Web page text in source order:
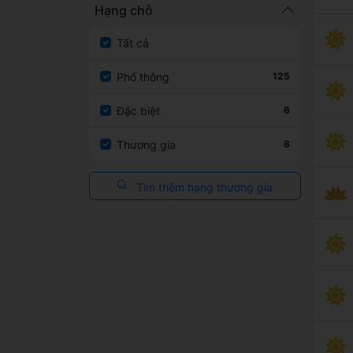
Hạng chỗ
Tất cả
Phổ thông 125
Đặc biệt 6
Thương gia 8
Tìm thêm hạng thương gia